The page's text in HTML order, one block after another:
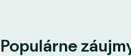
Populárne